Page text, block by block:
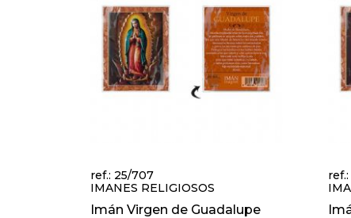
ref.: 25/707
IMANES RELIGIOSOS
Imán Virgen de Guadalupe